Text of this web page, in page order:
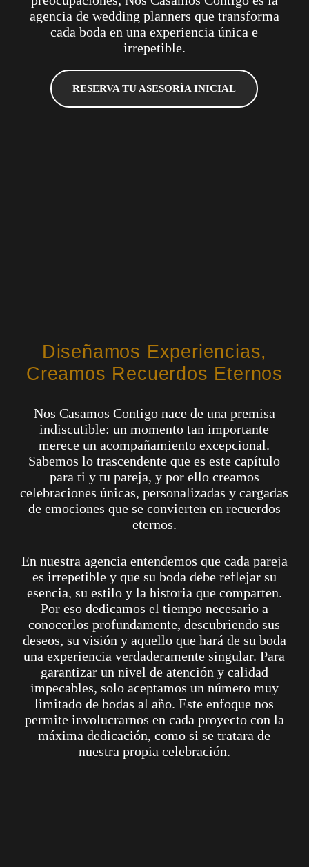
agencia de wedding planners que transforma
cada boda en una experiencia única e
irrepetible.
RESERVA TU ASESORÍA INICIAL
Diseñamos Experiencias,
Creamos Recuerdos Eternos
Nos Casamos Contigo nace de una premisa
indiscutible: un momento tan importante
merece un acompañamiento excepcional.
Sabemos lo trascendente que es este capítulo
para ti y tu pareja, y por ello creamos
celebraciones únicas, personalizadas y cargadas
de emociones que se convierten en recuerdos
eternos.
En nuestra agencia entendemos que cada pareja
es irrepetible y que su boda debe reflejar su
esencia, su estilo y la historia que comparten.
Por eso dedicamos el tiempo necesario a
conocerlos profundamente, descubriendo sus
deseos, su visión y aquello que hará de su boda
una experiencia verdaderamente singular. Para
garantizar un nivel de atención y calidad
impecables, solo aceptamos un número muy
limitado de bodas al año. Este enfoque nos
permite involucrarnos en cada proyecto con la
máxima dedicación, como si se tratara de
nuestra propia celebración.